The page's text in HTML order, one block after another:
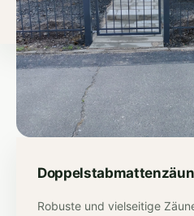
Robuste und vielseitige